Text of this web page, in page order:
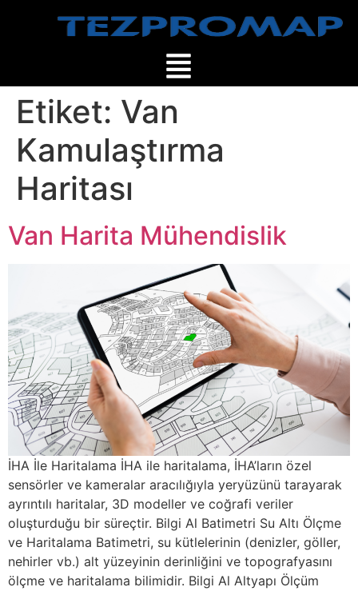
Etiket: Van
Kamulaştırma
Haritası
Van Harita Mühendislik
İHA İle Haritalama İHA ile haritalama, İHA’ların özel
sensörler ve kameralar aracılığıyla yeryüzünü tarayarak
ayrıntılı haritalar, 3D modeller ve coğrafi veriler
oluşturduğu bir süreçtir. Bilgi Al Batimetri Su Altı Ölçme
ve Haritalama Batimetri, su kütlelerinin (denizler, göller,
nehirler vb.) alt yüzeyinin derinliğini ve topografyasını
ölçme ve haritalama bilimidir. Bilgi Al Altyapı Ölçüm